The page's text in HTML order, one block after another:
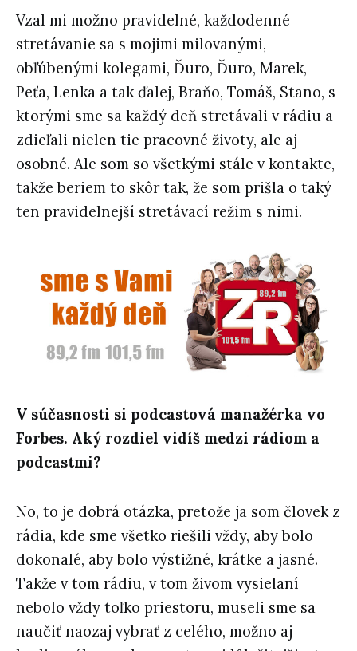
Vzal mi možno pravidelné, každodenné
stretávanie sa s mojimi milovanými,
obľúbenými kolegami, Ďuro, Ďuro, Marek,
Peťa, Lenka a tak ďalej, Braňo, Tomáš, Stano, s
ktorými sme sa každý deň stretávali v rádiu a
zdieľali nielen tie pracovné životy, ale aj
osobné. Ale som so všetkými stále v kontakte,
takže beriem to skôr tak, že som prišla o taký
ten pravidelnejší stretávací režim s nimi.
V súčasnosti si podcastová manažérka vo
Forbes. Aký rozdiel vidíš medzi rádiom a
podcastmi?
No, to je dobrá otázka, pretože ja som človek z
rádia, kde sme všetko riešili vždy, aby bolo
dokonalé, aby bolo výstižné, krátke a jasné.
Takže v tom rádiu, v tom živom vysielaní
nebolo vždy toľko priestoru, museli sme sa
naučiť naozaj vybrať z celého, možno aj